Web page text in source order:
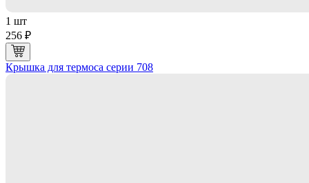
1 шт
256 ₽
Крышка для термоса серии 708